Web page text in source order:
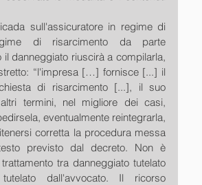
sull'assicuratore in regime di
di risarcimento da parte
danneggiato riuscirà a compilarla,
“l'impresa […] fornisce [...] il
di risarcimento [...], il suo
termini, nel migliore dei casi,
eventualmente reintegrarla,
corretta la procedura messa
previsto dal decreto. Non è
tra danneggiato tutelato
dall'avvocato. Il ricorso